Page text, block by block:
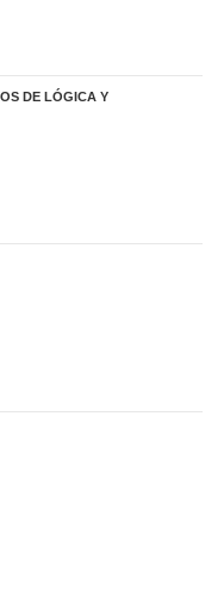
DE LÓGICA Y